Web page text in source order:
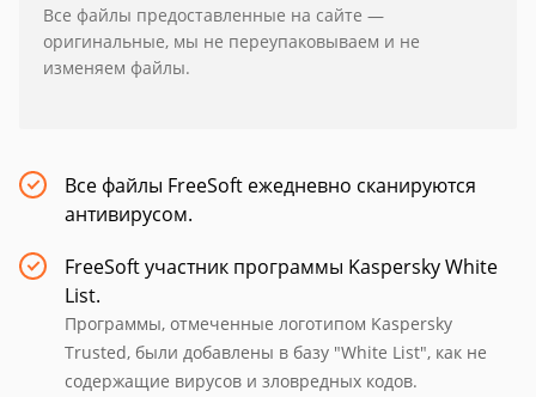
Все файлы предоставленные на сайте —
оригинальные, мы не переупаковываем и не
изменяем файлы.
Все файлы FreeSoft ежедневно сканируются
антивирусом.
FreeSoft участник программы Kaspersky White
List.
Программы, отмеченные логотипом Kaspersky
Trusted, были добавлены в базу "White List", как не
содержащие вирусов и зловредных кодов.